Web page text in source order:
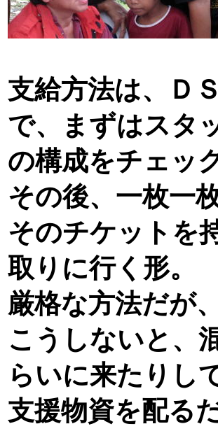
支給方法は、Ｄ
で、まずはスタ
の構成をチェック
その後、一枚一
そのチケットを
取りに行く形。
厳格な方法だが、
こうしないと、
らいに来たりし
支援物資を配る